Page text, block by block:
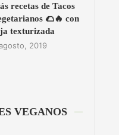
recetas de Tacos
🌮🔥 con
texturizada
2019
VEGANOS